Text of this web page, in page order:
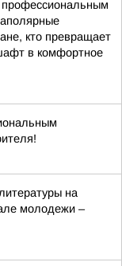
кто превращает
в комфортное
на
молодежи –